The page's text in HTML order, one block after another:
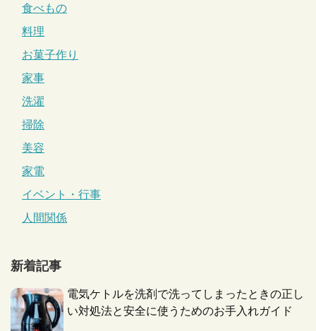
食べもの
料理
お菓子作り
家事
洗濯
掃除
美容
家電
イベント・行事
人間関係
新着記事
電気ケトルを洗剤で洗ってしまったときの正し
い対処法と安全に使うためのお手入れガイド